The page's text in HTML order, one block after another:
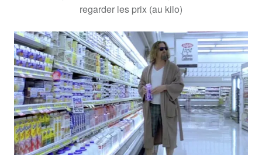
regarder les prix (au kilo)